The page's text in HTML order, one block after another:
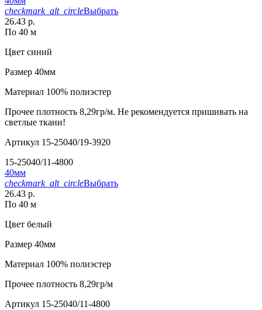
checkmark_alt_circleВыбрать
26.43 р.
По 40 м
Цвет синий
Размер 40мм
Материал 100% полиэстер
Прочее плотность 8,29гр/м. Не рекомендуется пришивать на
светлые ткани!
Артикул 15-25040/19-3920
15-25040/11-4800
40мм
checkmark_alt_circleВыбрать
26.43 р.
По 40 м
Цвет белый
Размер 40мм
Материал 100% полиэстер
Прочее плотность 8,29гр/м
Артикул 15-25040/11-4800